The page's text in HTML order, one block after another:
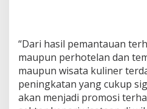
“Dari hasil pemantauan
maupun perhotelan dan
maupun wisata kuliner
peningkatan yang cukup
akan menjadi promosi